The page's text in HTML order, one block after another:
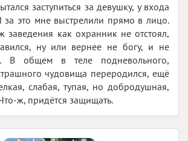
заступиться за девушку, у входа
это мне выстрелили прямо в лицо.
заведения как охранник не отстоял,
ну или вернее не богу, и не
В общем в теле подневольного,
чудовища переродился, ещё
слабая, тупая, но добродушная,
ж, придётся защищать.